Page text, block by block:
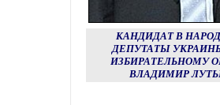
КАНДИДАТ В
ДЕПУТАТЫ
ИЗБИРАТЕЛЬНОМУ
ВЛАДИМИР